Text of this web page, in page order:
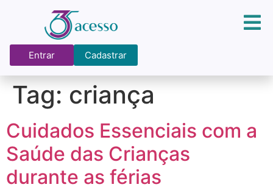
Entrar Cadastrar
Tag: criança
Cuidados Essenciais com a
Saúde das Crianças
durante as férias